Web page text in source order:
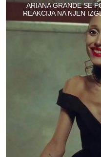
ARIANA GRANDE SE
REAKCIJA NA NJEN